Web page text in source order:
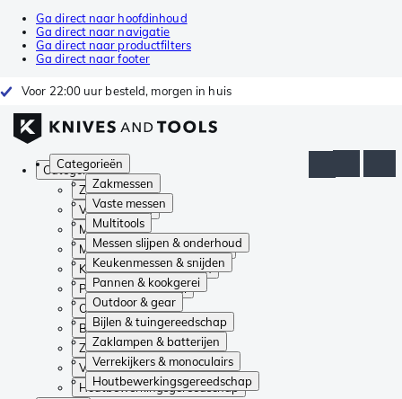
Ga direct naar hoofdinhoud
Ga direct naar navigatie
Ga direct naar productfilters
Ga direct naar footer
Voor 22:00 uur besteld, morgen in huis
Categorieën
Zakmessen
Vaste messen
Multitools
Messen slijpen & onderhoud
Keukenmessen & snijden
Pannen & kookgerei
Outdoor & gear
Bijlen & tuingereedschap
Zaklampen & batterijen
Verrekijkers & monoculairs
Houtbewerkingsgereedschap
Categorieën
Zakmessen
Vaste messen
Multitools
Messen slijpen & onderhoud
Keukenmessen & snijden
Pannen & kookgerei
Outdoor & gear
Bijlen & tuingereedschap
Zaklampen & batterijen
Verrekijkers & monoculairs
Houtbewerkingsgereedschap